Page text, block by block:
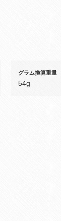
グラム換算重量
54g